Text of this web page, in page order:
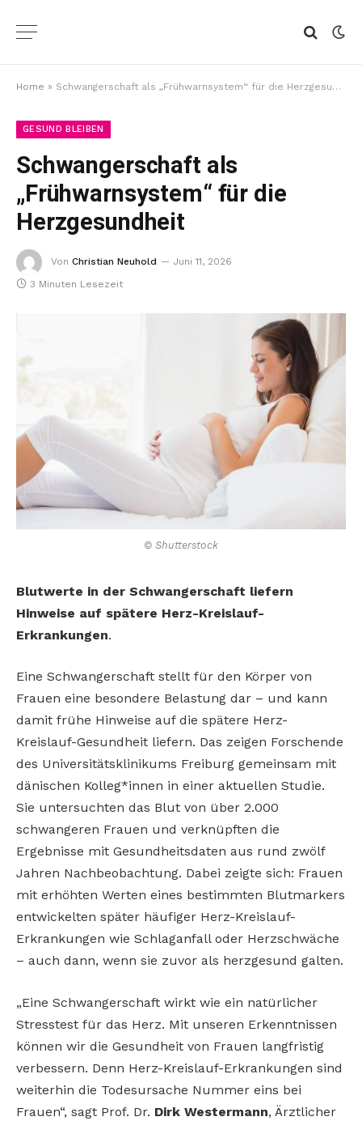
Home » Schwangerschaft als „Frühwarnsystem“ für die Herzgesundheit
GESUND BLEIBEN
Schwangerschaft als
„Frühwarnsystem“ für die
Herzgesundheit
Von Christian Neuhold
Juni 11, 2026
3 Minuten Lesezeit
© Shutterstock
Blutwerte in der Schwangerschaft liefern
Hinweise auf spätere Herz-Kreislauf-
Erkrankungen.
Eine Schwangerschaft stellt für den Körper von
Frauen eine besondere Belastung dar – und kann
damit frühe Hinweise auf die spätere Herz-
Kreislauf-Gesundheit liefern. Das zeigen Forschende
des Universitätsklinikums Freiburg gemeinsam mit
dänischen Kolleg*innen in einer aktuellen Studie.
Sie untersuchten das Blut von über 2.000
schwangeren Frauen und verknüpften die
Ergebnisse mit Gesundheitsdaten aus rund zwölf
Jahren Nachbeobachtung. Dabei zeigte sich: Frauen
mit erhöhten Werten eines bestimmten Blutmarkers
entwickelten später häufiger Herz-Kreislauf-
Erkrankungen wie Schlaganfall oder Herzschwäche
– auch dann, wenn sie zuvor als herzgesund galten.
„Eine Schwangerschaft wirkt wie ein natürlicher
Stresstest für das Herz. Mit unseren Erkenntnissen
können wir die Gesundheit von Frauen langfristig
verbessern. Denn Herz-Kreislauf-Erkrankungen sind
weiterhin die Todesursache Nummer eins bei
Frauen“, sagt Prof. Dr. Dirk Westermann, Ärztlicher